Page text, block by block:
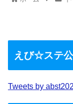
えび☆ステ
Tweets by